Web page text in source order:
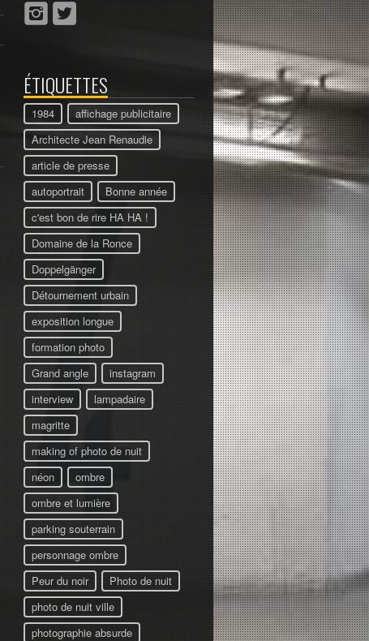
ÉTIQUETTES
1984
affichage publicitaire
Architecte Jean Renaudie
article de presse
autoportrait
Bonne année
c'est bon de rire HA HA !
Domaine de la Ronce
Doppelgänger
Détournement urbain
exposition longue
formation photo
Grand angle
instagram
interview
lampadaire
magritte
making of photo de nuit
néon
ombre
ombre et lumière
parking souterrain
personnage ombre
Peur du noir
Photo de nuit
photo de nuit ville
photographie absurde